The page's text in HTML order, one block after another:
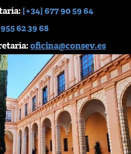
[+34] 677 90 59 64
62 39 68
oficina@consev.es